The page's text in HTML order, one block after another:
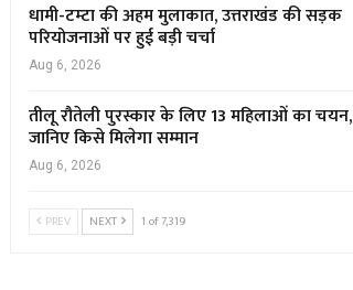
धामी-टम्टा की अहम मुलाकात, उत्तराखंड की सड़क
परियोजनाओं पर हुई बड़ी चर्चा
Aug 6, 2026
तीलू रौतेली पुरस्कार के लिए 13 महिलाओं का चयन,
जानिए किसे मिलेगा सम्मान
Aug 6, 2026
PREV NEXT 1 of 7,319